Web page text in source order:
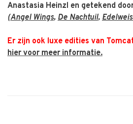
Anastasia Heinzl en getekend
(Angel Wings, De Nachtuil,
Er zijn ook luxe edities van
hier voor meer informatie.